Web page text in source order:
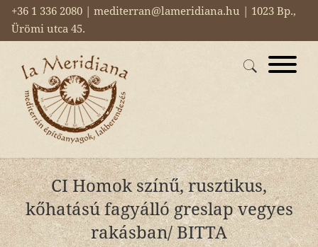
+36 1 336 2080 | mediterran@lameridiana.hu | 1023 Bp.,
Ürömi utca 45.
CI Homok színű, rusztikus,
kőhatású fagyálló greslap vegyes
rakásban/ BITTA